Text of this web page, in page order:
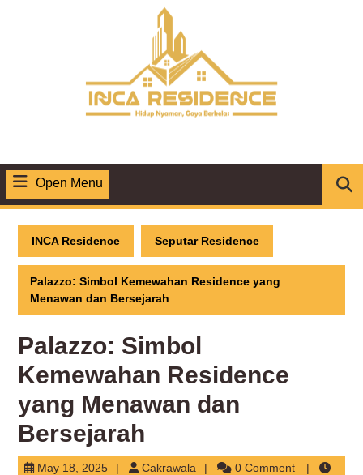
Open Menu
Menu
INCA Residence Seputar Residence
Palazzo: Simbol Kemewahan Residence yang
Menawan dan Bersejarah
Palazzo: Simbol
Kemewahan Residence
yang Menawan dan
Bersejarah
May 18, 2025May
Cakrawala Cakrawala0 Comment